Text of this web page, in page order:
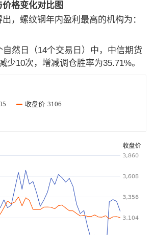
格变化对比图
螺纹钢年内盈利最高的机构为：
然日（14个交易日）中，中信期货
少10次，增减调仓胜率为35.71%。
收盘价 3106